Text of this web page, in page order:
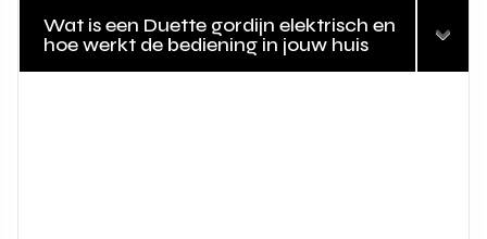
Wat is een Duette gordijn elektrisch en
hoe werkt de bediening in jouw huis